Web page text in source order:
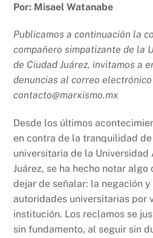
c
e
b
o
o
at
s
A
p
p
nt
y
Li
n
Por: Misael Watanabe
Publicamos a continuación la
compañero simpatizante de la
de Ciudad Juárez, invitamos a
denuncias al correo electrónico
contacto@marxismo.mx
Desde los últimos
en contra de la tranquilidad
universitaria de la Universidad
Juárez, se ha hecho notar
dejar de señalar: la negación
autoridades universitarias por
institución. Los reclamos se
sin fundamento, al seguir sin